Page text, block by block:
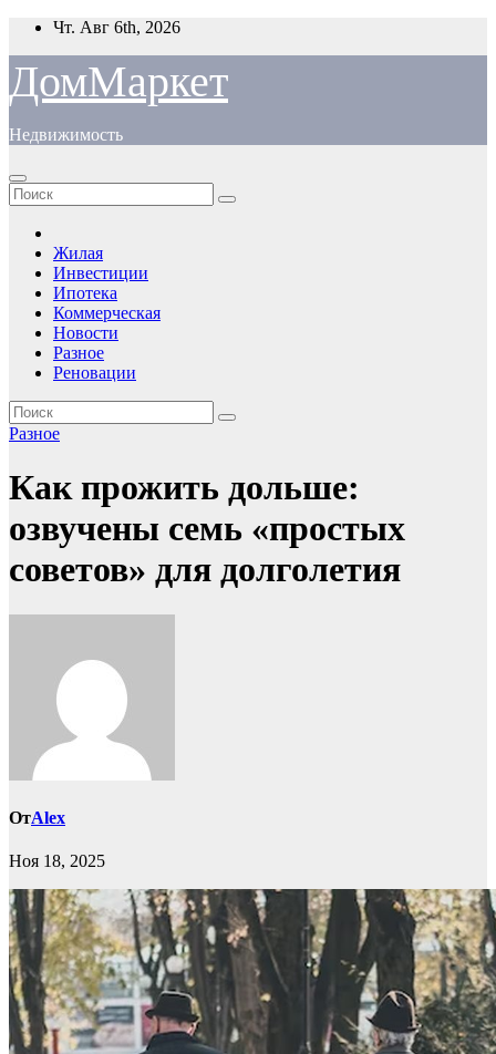
Перейти
содержимому
Чт. Авг 6th, 2026
ДомМаркет
Недвижимость
Жилая
Инвестиции
Ипотека
Коммерческая
Новости
Разное
Реновации
Разное
Как прожить дольше:
озвучены семь «простых
советов» для долголетия
ОтAlex
Ноя 18, 2025